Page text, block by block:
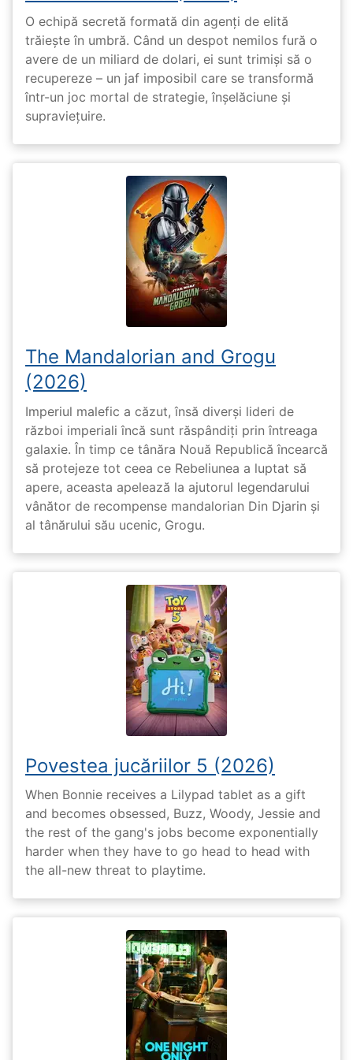
O echipă secretă formată din agenți de elită
trăiește în umbră. Când un despot nemilos fură o
avere de un miliard de dolari, ei sunt trimiși să o
recupereze – un jaf imposibil care se transformă
într-un joc mortal de strategie, înșelăciune și
supraviețuire.
The Mandalorian and Grogu
(2026)
Imperiul malefic a căzut, însă diverși lideri de
război imperiali încă sunt răspândiți prin întreaga
galaxie. În timp ce tânăra Nouă Republică încearcă
să protejeze tot ceea ce Rebeliunea a luptat să
apere, aceasta apelează la ajutorul legendarului
vânător de recompense mandalorian Din Djarin și
al tânărului său ucenic, Grogu.
Povestea jucăriilor 5 (2026)
When Bonnie receives a Lilypad tablet as a gift
and becomes obsessed, Buzz, Woody, Jessie and
the rest of the gang's jobs become exponentially
harder when they have to go head to head with
the all-new threat to playtime.